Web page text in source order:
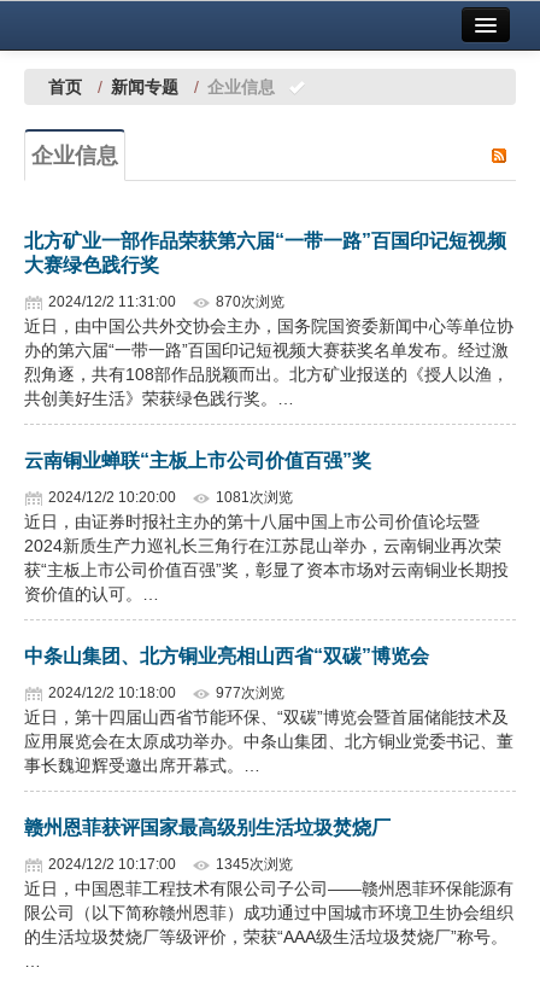
中国有色金属报社主办 广告服务
铜镍铅锌
稀有稀土
有色市场
科技
镁钛
地矿 建设
党建工作
企业文化
《资源再生》杂志
数字报
首页 / 新闻专题 / 企业信息
企业信息
北方矿业一部作品荣获第六届“一带一路”百国印记短视频
大赛绿色践行奖
2024/12/2 11:31:00 870次浏览
近日，由中国公共外交协会主办，国务院国资委新闻中心等单位协
办的第六届“一带一路”百国印记短视频大赛获奖名单发布。经过激
烈角逐，共有108部作品脱颖而出。北方矿业报送的《授人以渔，
共创美好生活》荣获绿色践行奖。…
云南铜业蝉联“主板上市公司价值百强”奖
2024/12/2 10:20:00 1081次浏览
近日，由证券时报社主办的第十八届中国上市公司价值论坛暨
2024新质生产力巡礼长三角行在江苏昆山举办，云南铜业再次荣
获“主板上市公司价值百强”奖，彰显了资本市场对云南铜业长期投
资价值的认可。…
中条山集团、北方铜业亮相山西省“双碳”博览会
2024/12/2 10:18:00 977次浏览
近日，第十四届山西省节能环保、“双碳”博览会暨首届储能技术及
应用展览会在太原成功举办。中条山集团、北方铜业党委书记、董
事长魏迎辉受邀出席开幕式。…
赣州恩菲获评国家最高级别生活垃圾焚烧厂
2024/12/2 10:17:00 1345次浏览
近日，中国恩菲工程技术有限公司子公司——赣州恩菲环保能源有
限公司（以下简称赣州恩菲）成功通过中国城市环境卫生协会组织
的生活垃圾焚烧厂等级评价，荣获“AAA级生活垃圾焚烧厂”称号。